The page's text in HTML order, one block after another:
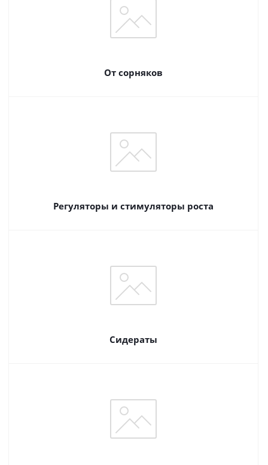
От сорняков
Регуляторы и стимуляторы роста
Сидераты